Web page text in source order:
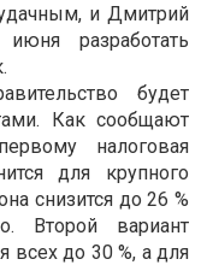
и Дмитрий
разработать
будет
Как сообщают
налоговая
для крупного
снизится до 26 %
Второй вариант
всех до 30 %, а для